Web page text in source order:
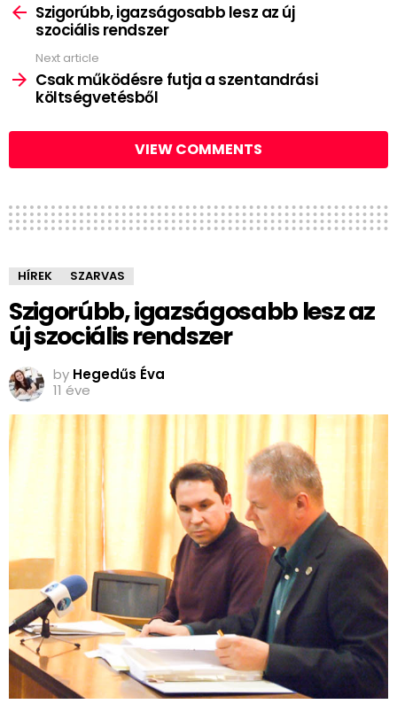
moreSzigorúbb, igazságosabb lesz az új
szociális rendszer
Next article
Csak működésre futja a szentandrási
költségvetésből
VIEW COMMENTS
HÍREK SZARVAS
Szigorúbb, igazságosabb lesz az
új szociális rendszer
by Hegedűs Éva
11 éve